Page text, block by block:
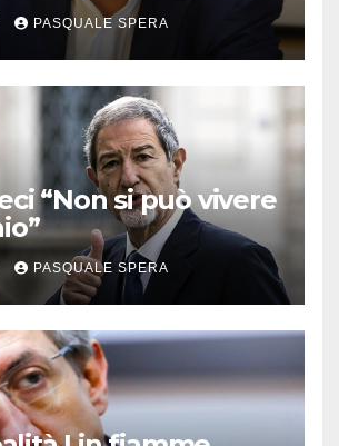
PASQUALE SPERA
“Non si può vivere
PASQUALE SPERA